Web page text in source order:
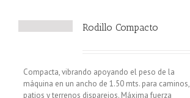
Rodillo Compacto
Compacta, vibrando apoyando el peso de la
máquina en un ancho de 1.50 mts. para caminos,
patios y terrenos disparejos. Máxima fuerza